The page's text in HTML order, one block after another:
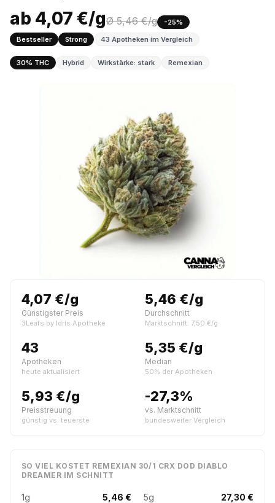
ab 4,07 €/gØ 5,46 €/g
-25%
Bestseller
Strong 43 Apotheken im Vergleich
30% THC Hybrid Wirkstärke: stark Remexian
4,07 €/g
Günstigster Preis
3Leafs by Idris Apotheke
5,46 €/g
Durchschnitt
Marktschnitt: 7,50 €/g
43
Apotheken
heute aktualisiert
5,35 €/g
Median
50% der Apotheken
5,93 €/g
Preisstreuung
günstig vs. teuerste
-27,3%
vs. Marktschnitt
bundesweiter Vergleich
SO VIEL KOSTET REMEXIAN 30/1 CRX DOD DIABLO
DREAMER IM SCHNITT
1g 5,46 € 5g 27,30 €